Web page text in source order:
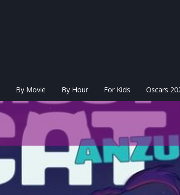
By Movie By Hour For Kids Oscars